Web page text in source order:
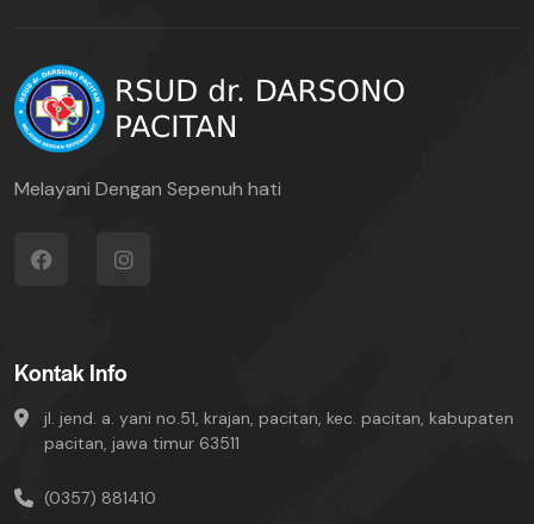
Melayani Dengan Sepenuh hati
Kontak Info
jl. jend. a. yani no.51, krajan, pacitan, kec. pacitan, kabupaten
pacitan, jawa timur 63511
(0357) 881410